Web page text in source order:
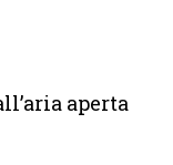
aperta